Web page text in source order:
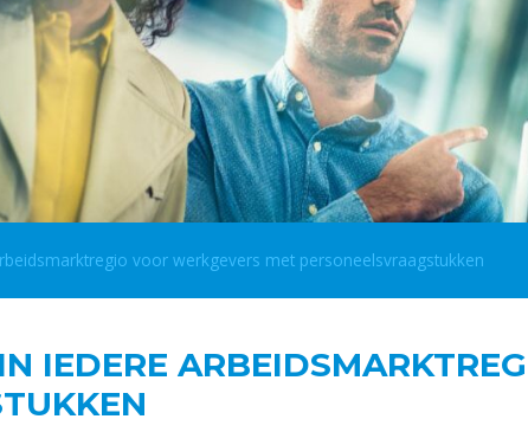
voor werkgevers met personeelsvraagstukken
IEDERE